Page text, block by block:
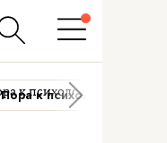
Пора к психологу